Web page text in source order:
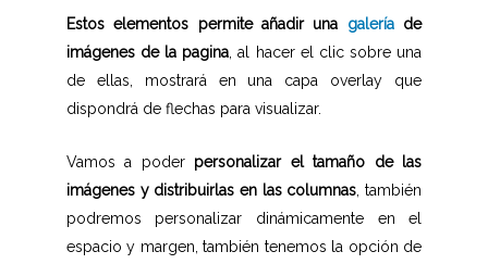
Estos elementos permite añadir una galeríade
imágenes de la pagina , al hacer el clic sobre una
de ellas, mostrará en una capa overlay que
dispondrá de flechas para visualizar.
Vamos a poder personalizar el tamaño de las
imágenes y distribuirlas en las columnas , también
podremos personalizar dinámicamente en el
espacio y margen, también tenemos la opción de